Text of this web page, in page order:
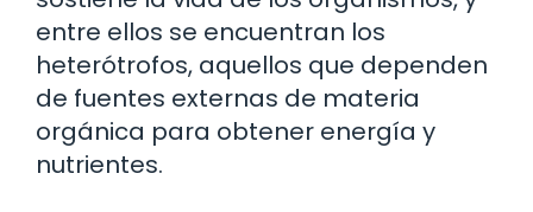
entre ellos se encuentran los
heterótrofos, aquellos que dependen
de fuentes externas de materia
orgánica para obtener energía y
nutrientes.